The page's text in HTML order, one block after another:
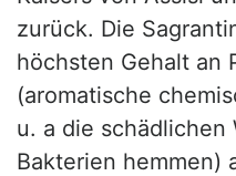
zurück. Die
höchsten Gehalt an
(aromatische
u. a die schädlichen
Bakterien hemmen)